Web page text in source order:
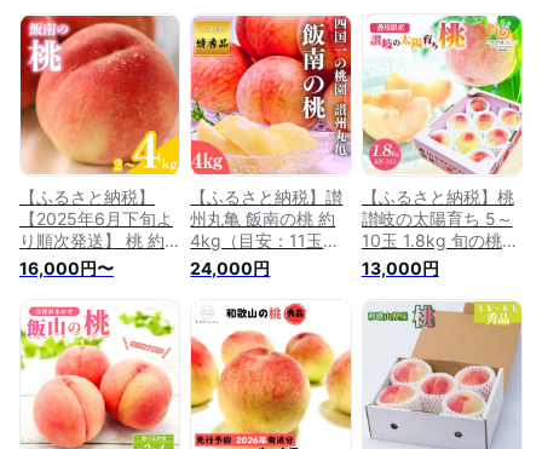
【ふるさと納税】
【2025年6月下旬よ
り順次発送】 桃 約
2-4kg 飯南の桃 もも
モモ 果物 くだもの
果実 フルーツ 旬 旬
の果物 デザート ス
イーツ おやつ ゼリ
ー ジュース 人気果
物 人気フルーツ ラ
ンキング 香川 丸亀
16,000円〜
【ふるさと納税】讃
州丸亀 飯南の桃 約
4kg（目安：11玉～
14玉 特秀品クラス/
贈答箱） 【果物
類・フルーツ・果
物・もも・桃・讃州
丸亀・ 飯南の桃・
4kg・特秀品・贈答
箱・ブランド桃・甘
い】 お届け：2023
年6月下旬～7月下旬
24,000円
【ふるさと納税】桃
讃岐の太陽育ち 5～
10玉 1.8kg 旬の桃
もも モモ ピーチ フ
ルーツ 果物 くだも
の 果実 旬の果物 旬
のフルーツ 香川 香
川県 東かがわ市 お
届け：2026年6月中
旬～8月上旬
13,000円